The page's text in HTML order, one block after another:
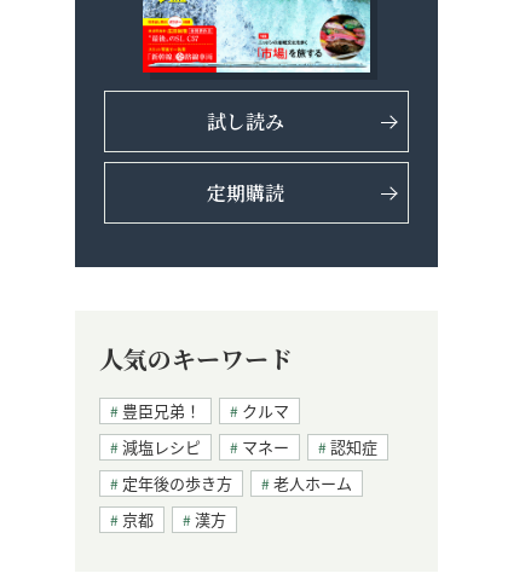
試し読み
定期購読
人気のキーワード
豊臣兄弟！
クルマ
減塩レシピ
マネー
認知症
定年後の歩き方
老人ホーム
京都
漢方